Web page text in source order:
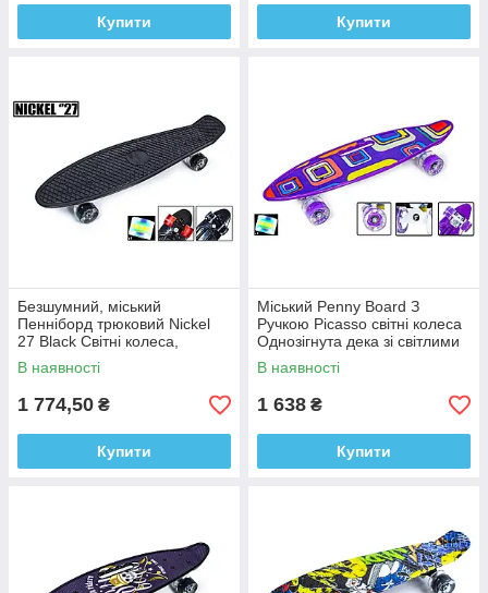
Купити Купити
Безшумний, міський
Пенніборд трюковий Nickel
27 Black Світні колеса,
легкий, міцний
В наявності
1 774,50 ₴
Купити
Міський Penny Board З
Ручкою Picasso світні колеса
Однозігнута дека зі світлими
колесами PU, безшумний
трюковий
В наявності
1 638 ₴
Купити